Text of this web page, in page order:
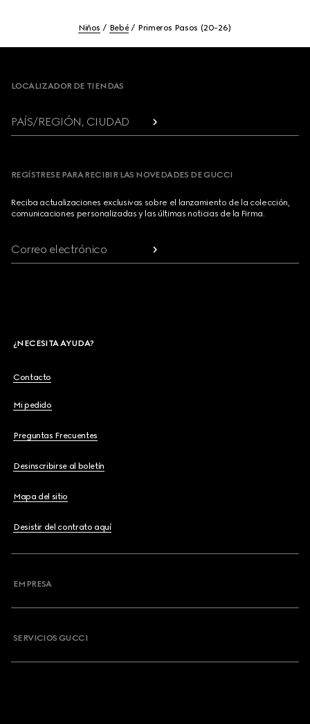
Niños Bebé Primeros Pasos (20-26)
LOCALIZADOR DE TIENDAS
PAÍS/REGIÓN, CIUDAD
REGÍSTRESE PARA RECIBIR LAS NOVEDADES DE GUCCI
Reciba actualizaciones exclusivas sobre el lanzamiento de la colección,
comunicaciones personalizadas y las últimas noticias de la Firma.
Correo electrónico
¿NECESITA AYUDA?
Contacto
Mi pedido
Preguntas Frecuentes
Desinscribirse al boletín
Mapa del sitio
Desistir del contrato aquí
EMPRESA
SERVICIOS GUCCI